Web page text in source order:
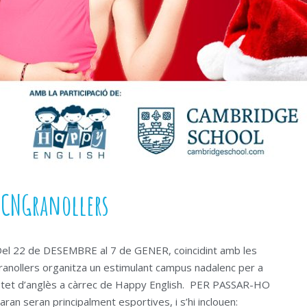
CNGranollers
22 de DESEMBRE al 7 de GENER, coincidint amb les
organitza un estimulant campus nadalenc per a
d’anglès a càrrec de Happy English. PER PASSAR-HO
seran principalment esportives, i s’hi inclouen: